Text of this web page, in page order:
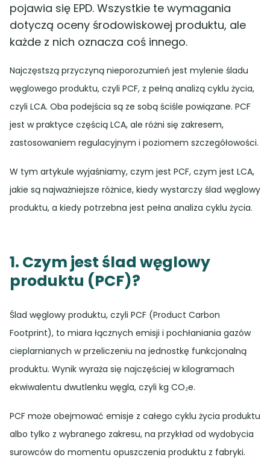
pojawia się EPD. Wszystkie te wymagania
dotyczą oceny środowiskowej produktu, ale
każde z nich oznacza coś innego.
Najczęstszą przyczyną nieporozumień jest mylenie śladu
węglowego produktu, czyli PCF, z pełną analizą cyklu życia,
czyli LCA. Oba podejścia są ze sobą ściśle powiązane. PCF
jest w praktyce częścią LCA, ale różni się zakresem,
zastosowaniem regulacyjnym i poziomem szczegółowości.
W tym artykule wyjaśniamy, czym jest PCF, czym jest LCA,
jakie są najważniejsze różnice, kiedy wystarczy ślad węglowy
produktu, a kiedy potrzebna jest pełna analiza cyklu życia.
1. Czym jest ślad węglowy
produktu (PCF)?
Ślad węglowy produktu, czyli PCF (Product Carbon
Footprint), to miara łącznych emisji i pochłaniania gazów
cieplarnianych w przeliczeniu na jednostkę funkcjonalną
produktu. Wynik wyraża się najczęściej w kilogramach
ekwiwalentu dwutlenku węgla, czyli kg CO₂e.
PCF może obejmować emisje z całego cyklu życia produktu
albo tylko z wybranego zakresu, na przykład od wydobycia
surowców do momentu opuszczenia produktu z fabryki.